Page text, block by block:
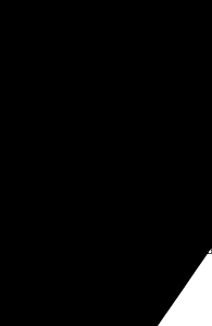
и удобен. Сотрудники
четкие. Процесс
Доставка пришла